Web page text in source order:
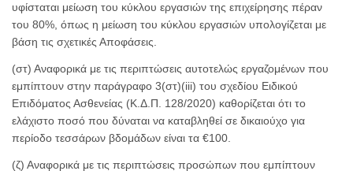
υφίσταται μείωση του κύκλου εργασιών της επιχείρησης πέραν
του 80%, όπως η μείωση του κύκλου εργασιών υπολογίζεται με
βάση τις σχετικές Αποφάσεις.
(στ) Αναφορικά με τις περιπτώσεις αυτοτελώς εργαζομένων που
εμπίπτουν στην παράγραφο 3(στ)(iii) του σχεδίου Ειδικού
Επιδόματος Ασθενείας (Κ.Δ.Π. 128/2020) καθορίζεται ότι το
ελάχιστο ποσό που δύναται να καταβληθεί σε δικαιούχο για
περίοδο τεσσάρων βδομάδων είναι τα €100.
(ζ) Αναφορικά με τις περιπτώσεις προσώπων που εμπίπτουν